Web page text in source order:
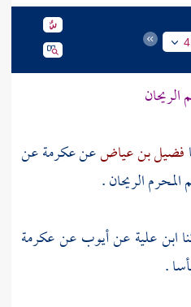
فضيل بن عياضعنعكرمةعن
الريحان .
ابن عليةعنأيوبعنعكرمة
.